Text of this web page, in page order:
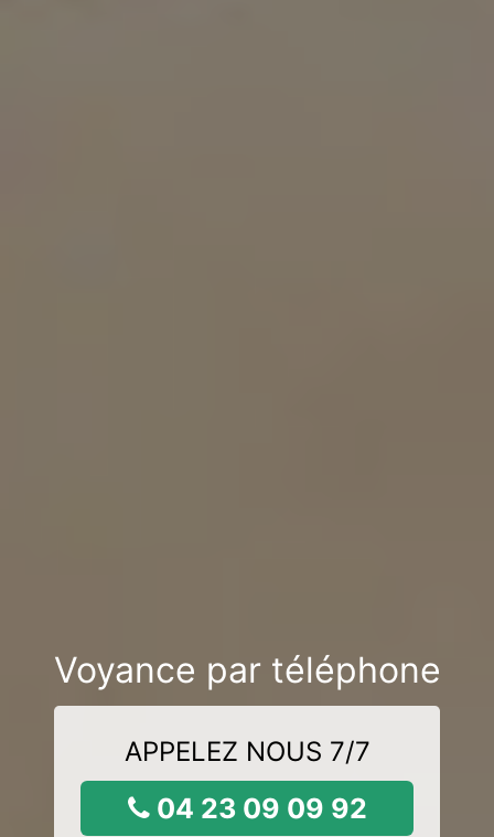
Voyance par téléphone
APPELEZ NOUS 7/7
04 23 09 09 92